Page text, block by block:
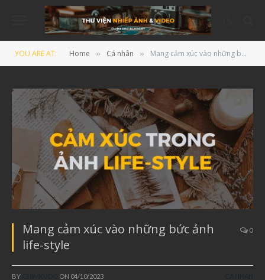
YOU ARE AT: Home » Cá nhân » Mang cảm xúc vào những bức ảnh life-style
Mang cảm xúc vào những bức ảnh
life-style
0
BY ON 04/10/2023